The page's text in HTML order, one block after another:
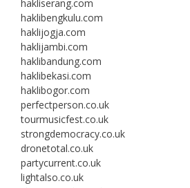
hakliserang.com
haklibengkulu.com
haklijogja.com
haklijambi.com
haklibandung.com
haklibekasi.com
haklibogor.com
perfectperson.co.uk
tourmusicfest.co.uk
strongdemocracy.co.uk
dronetotal.co.uk
partycurrent.co.uk
lightalso.co.uk